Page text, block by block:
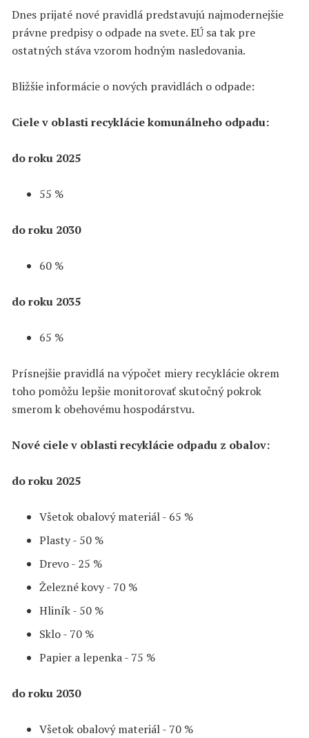
Dnes prijaté nové pravidlá predstavujú najmodernejšie
právne predpisy o odpade na svete. EÚ sa tak pre
ostatných stáva vzorom hodným nasledovania.
Bližšie informácie o nových pravidlách o odpade:
Ciele v oblasti recyklácie komunálneho odpadu:
do roku 2025
55 %
do roku 2030
60 %
do roku 2035
65 %
Prísnejšie pravidlá na výpočet miery recyklácie okrem
toho pomôžu lepšie monitorovať skutočný pokrok
smerom k obehovému hospodárstvu.
Nové ciele v oblasti recyklácie odpadu z obalov:
do roku 2025
Všetok obalový materiál - 65 %
Plasty - 50 %
Drevo - 25 %
Železné kovy - 70 %
Hliník - 50 %
Sklo - 70 %
Papier a lepenka - 75 %
do roku 2030
Všetok obalový materiál - 70 %